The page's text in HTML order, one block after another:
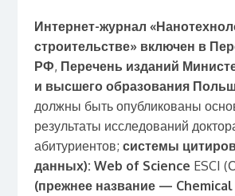
Интернет-журнал
строительстве» включен в
РФ, Перечень изданий
и высшего образования
должны быть опубликованы
результаты исследований
абитуриентов; системы
данных): Web of Science ESCI
(прежнее название — Chemical